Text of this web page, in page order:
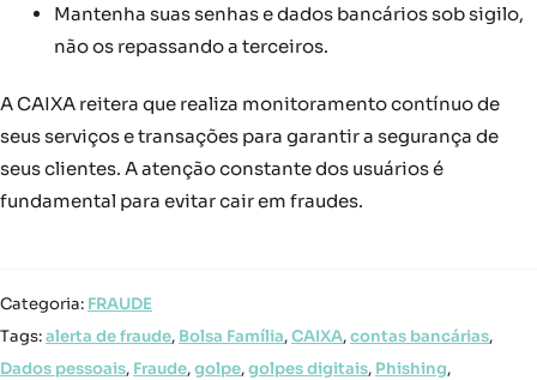
Mantenha suas senhas e dados bancários sob sigilo,
não os repassando a terceiros.
A CAIXA reitera que realiza monitoramento contínuo de
seus serviços e transações para garantir a segurança de
seus clientes. A atenção constante dos usuários é
fundamental para evitar cair em fraudes.
Categoria: FRAUDE
Tags:alerta de fraude, Bolsa Família,CAIXA,contas bancárias,
Dados pessoais, Fraude,golpe,golpes digitais, Phishing,